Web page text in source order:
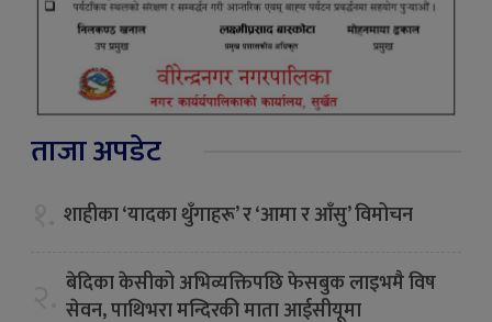
ताजा अपडेट
शाहीका ‘यादका थुँगाहरू’ र ‘आमा र आँसु’ विमोचन
बेदिका केसीको अभिव्यक्तिपछि फेसबुक लाइभमै विष
सेवन, पाथिभरा मन्दिरकी माता आईसीयूमा